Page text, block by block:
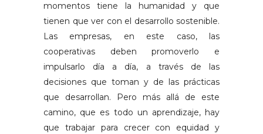
momentos tiene la humanidad y que
tienen que ver con el desarrollo sostenible.
Las empresas, en este caso, las
cooperativas deben promoverlo e
impulsarlo día a día, a través de las
decisiones que toman y de las prácticas
que desarrollan. Pero más allá de este
camino, que es todo un aprendizaje, hay
que trabajar para crecer con equidad y